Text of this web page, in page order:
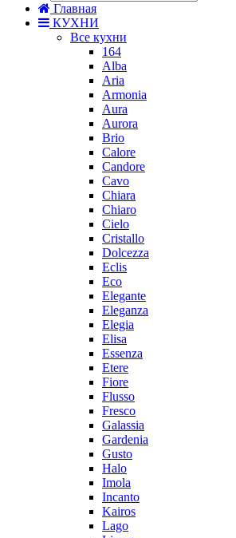
Главная
КУХНИ
Все кухни
164
Alba
Aria
Armonia
Aura
Aurora
Brio
Calore
Candore
Cavo
Chiara
Chiaro
Cielo
Cristallo
Dolcezza
Eclis
Eco
Elegante
Eleganza
Elegia
Elisa
Essenza
Etere
Fiore
Flusso
Fresco
Galassia
Gardenia
Gusto
Halo
Imola
Incanto
Kairos
Lago